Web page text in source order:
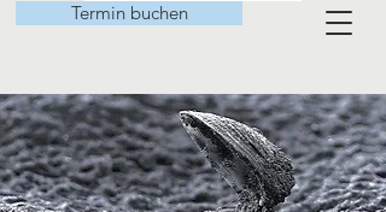
Termin buchen